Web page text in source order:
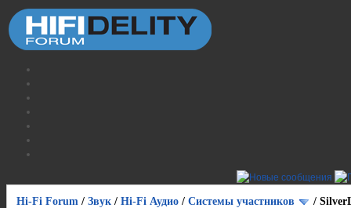
Hi-Fi Forum / Звук / Hi-Fi Аудио / Системы участников /